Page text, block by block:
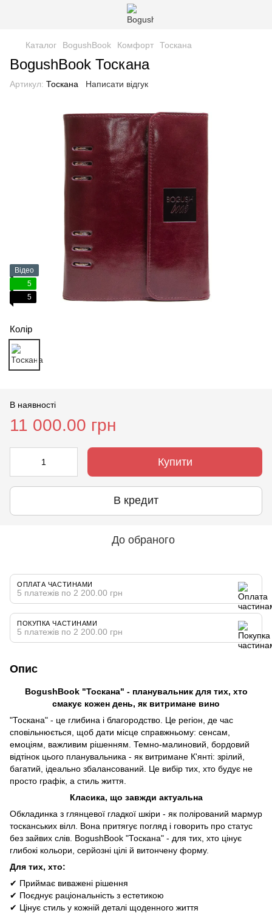
Каталог BogushBook Комфорт Тоскана
BogushBook Тоскана
Артикул: Тоскана Написати відгук
Відео
5
5
Колір
В наявності
11 000.00 грн
Купити
В кредит
До обраного
ОПЛАТА ЧАСТИНАМИ
5 платежів по 2 200.00 грн
ПОКУПКА ЧАСТИНАМИ
5 платежів по 2 200.00 грн
Опис
BogushBook "Тоскана" - планувальник для тих, хто
смакує кожен день, як витримане вино
"Тоскана" - це глибина і благородство. Це регіон, де час
сповільнюється, щоб дати місце справжньому: сенсам,
емоціям, важливим рішенням. Темно-малиновий, бордовий
відтінок цього планувальника - як витримане К'янті: зрілий,
багатий, ідеально збалансований. Це вибір тих, хто будує не
просто графік, а стиль життя.
Класика, що завжди актуальна
Обкладинка з глянцевої гладкої шкіри - як полірований мармур
тосканських вілл. Вона притягує погляд і говорить про статус
без зайвих слів. BogushBook "Тоскана" - для тих, хто цінує
глибокі кольори, серйозні цілі й витончену форму.
Для тих, хто:
✔ Приймає виважені рішення
✔ Поєднує раціональність з естетикою
✔ Цінує стиль у кожній деталі щоденного життя